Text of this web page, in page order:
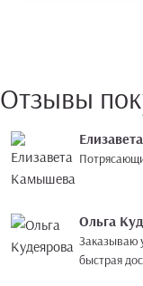
Отзывы
Ольга
Заказываю
быстрая